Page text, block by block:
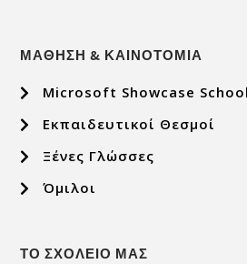
ΜΑΘΗΣΗ & ΚΑΙΝΟΤΟΜΙΑ
Microsoft Showcase School
Εκπαιδευτικοί Θεσμοί
Ξένες Γλώσσες
Όμιλοι
ΤΟ ΣΧΟΛΕΙΟ ΜΑΣ